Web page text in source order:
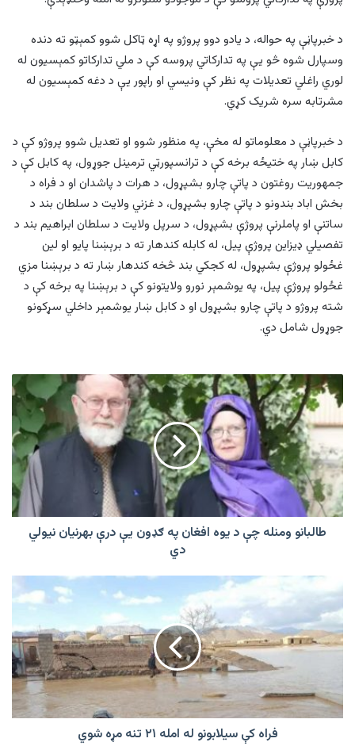
د خبرپاڼې په حواله، د یادو دوو پروژو په اړه ټاکل شوو کمېټو ته دنده
وسپارل شوه څو یې په تدارکاتي پروسه کې د ملي تدارکاتو کمېسیون له
لوري راغلي تعدیلات په نظر کې ونیسي او راپور یې د دغه کمېسیون له
مشرتابه سره شریک کړي.
د خبرپاڼې د معلوماتو له مخې، په منظور شوو او تعدیل شوو پروژو کې د
کابل ښار په ختیځه برخه کې د ترانسپورټي ترمینل جوړول، په کابل کې د
جمهوریت روغتون د پاتې چارو بشپړول، د هرات د پاشدان او د فراه د
بخش اباد بندونو د پاتې چارو بشپړول، د غزني ولایت د سلطان بند د
ساتنې او پاملرنې پروژې بشپړول، د سرپل ولایت د سلطان ابراهیم بند د
تفصیلي ډیزاین پروژې پيل، له کابله کندهار ته د برېښنا پایو او لین
غځولو پروژې بشپړول، له کجکي بند څخه کندهار ښار ته د برېښنا مزي
غځولو پروژې پيل، په یوشمېر نورو ولایتونو کې د برېښنا په برخه کې د
شته پروژو د پاتې چارو بشپړول او د کابل ښار یوشمېر داخلي سړکونو
جوړول شامل دي.
طالبانو
ومنله
د
یوه
افغان
په
ګډون
یې
طالبانو ومنله چې د یوه افغان په ګډون یې درې بهرنیان نیولي
دي
فراه
سیلابونو
له
امله
مړه
شوي
فراه کې سیلابونو له امله ۲۱ تنه مړه شوي